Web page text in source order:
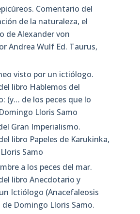
Comentario del
de la naturaleza, el
de Alexander von
Andrea Wulf Ed. Taurus,
visto por un ictiólogo.
libro Hablemos del
(y… de los peces que lo
Lloris Samo
Gran Imperialismo.
libro Papeles de Karukinka,
Samo
a los peces del mar.
libro Anecdotario y
Ictiólogo (Anacefaleosis
de Domingo Lloris Samo.